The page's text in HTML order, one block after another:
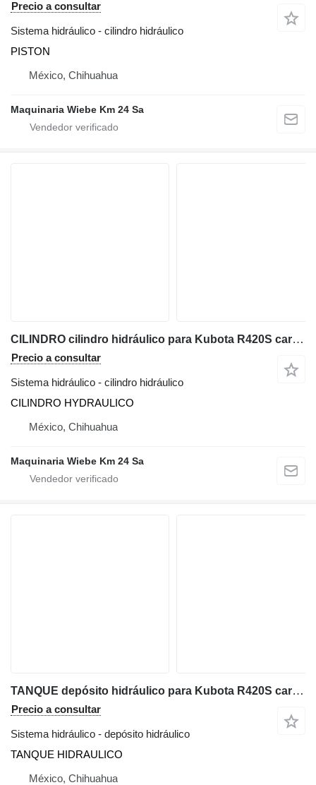
Precio a consultar
Sistema hidráulico - cilindro hidráulico
PISTON
México, Chihuahua
Maquinaria Wiebe Km 24 Sa
CILINDRO cilindro hidráulico para Kubota R420S cargadora de ruedas
Precio a consultar
Sistema hidráulico - cilindro hidráulico
CILINDRO HYDRAULICO
México, Chihuahua
Maquinaria Wiebe Km 24 Sa
TANQUE depósito hidráulico para Kubota R420S cargadora de ruedas
Precio a consultar
Sistema hidráulico - depósito hidráulico
TANQUE HIDRAULICO
México, Chihuahua